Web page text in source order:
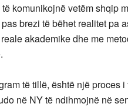
komunikojnë vetëm shqip
brezi të bëhet realitet pa
akademike dhe me
të tillë, është një proces
në NY të ndihmojnë në